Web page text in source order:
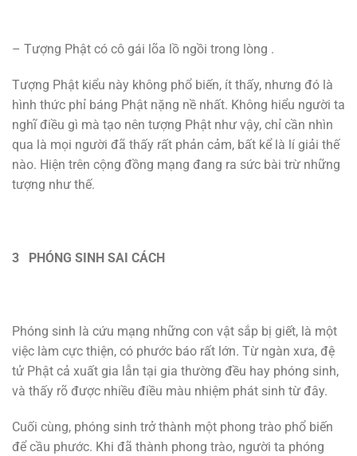
– Tượng Phật có cô gái lõa lồ ngồi trong lòng .
Tượng Phật kiểu này không phổ biến, ít thấy, nhưng đó là
hình thức phỉ báng Phật nặng nề nhất. Không hiểu người ta
nghĩ điều gì mà tạo nên tượng Phật như vậy, chỉ cần nhìn
qua là mọi người đã thấy rất phản cảm, bất kể là lí giải thế
nào. Hiện trên cộng đồng mạng đang ra sức bài trừ những
tượng như thế.
3 PHÓNG SINH SAI CÁCH
Phóng sinh là cứu mạng những con vật sắp bị giết, là một
việc làm cực thiện, có phước báo rất lớn. Từ ngàn xưa, đệ
tử Phật cả xuất gia lẫn tại gia thường đều hay phóng sinh,
và thấy rõ được nhiều điều màu nhiệm phát sinh từ đây.
Cuối cùng, phóng sinh trở thành một phong trào phổ biến
để cầu phước. Khi đã thành phong trào, người ta phóng